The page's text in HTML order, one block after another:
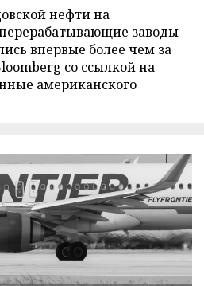
нефти на
заводы
впервые более чем за
со ссылкой на
американского